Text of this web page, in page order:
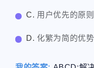
C. 用户优先的原则
D. 化繁为简的优势